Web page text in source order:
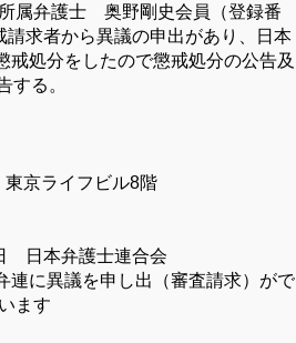
属弁護士 奥野剛史会員（登録番
求者から異議の申出があり、日本
処分をしたので懲戒処分の公告及
する。
ライフビル8階
本弁護士連合会
連に異議を申し出（審査請求）がで
ます